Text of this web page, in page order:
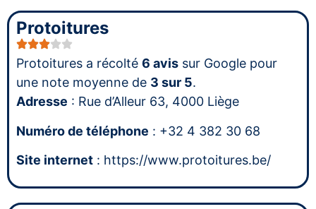
Protoitures
Protoitures a récolté 6 avis sur Google pour
une note moyenne de 3 sur 5.
Adresse : Rue d’Alleur 63, 4000 Liège
Numéro de téléphone : +32 4 382 30 68
Site internet : https://www.protoitures.be/